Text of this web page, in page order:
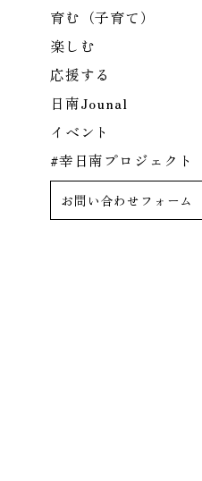
育む（子育て）
楽しむ
応援する
日南Jounal
イベント
#幸日南プロジェクト
お問い合わせフォーム